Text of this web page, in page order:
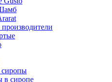
сиропы
в сиропе